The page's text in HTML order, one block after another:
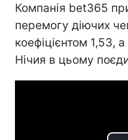
Компанія bet365
перемогу діючих
коефіцієнтом 1,53,
Нічия в цьому